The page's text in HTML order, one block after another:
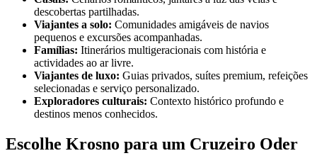
descobertas partilhadas.
Viajantes a solo: Comunidades amigáveis de navios
pequenos e excursões acompanhadas.
Famílias: Itinerários multigeracionais com história e
actividades ao ar livre.
Viajantes de luxo: Guias privados, suítes premium, refeições
selecionadas e serviço personalizado.
Exploradores culturais: Contexto histórico profundo e
destinos menos conhecidos.
Escolhe Krosno para um Cruzeiro Oder